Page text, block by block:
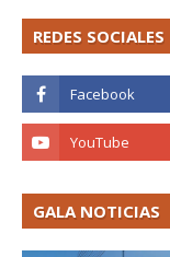
REDES
GALA NOTICIAS